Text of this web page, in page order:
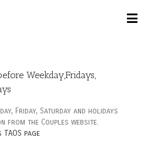
Weekday,Fridays,
Friday, Saturday and holidays
from the Couples website.
page